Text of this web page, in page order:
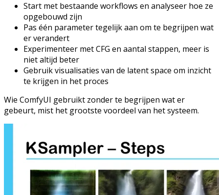
Start met bestaande workflows en analyseer hoe ze
opgebouwd zijn
Pas één parameter tegelijk aan om te begrijpen wat
er verandert
Experimenteer met CFG en aantal stappen, meer is
niet altijd beter
Gebruik visualisaties van de latent space om inzicht
te krijgen in het proces
Wie ComfyUI gebruikt zonder te begrijpen wat er
gebeurt, mist het grootste voordeel van het systeem.